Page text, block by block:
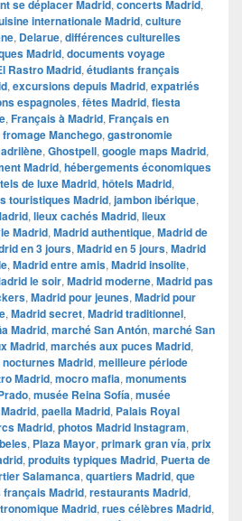
se déplacer Madrid, concerts Madrid,
internationale Madrid, culture
, Delarue, différences culturelles
Madrid, documents voyage
Rastro Madrid, étudiants français
, excursions depuis Madrid, expatriés
espagnoles, fêtes Madrid, fiesta
, Français à Madrid, Français en
fromage Manchego, gastronomie
, Ghostpell, google maps Madrid,
Madrid, hébergements économiques
de luxe Madrid, hôtels Madrid,
touristiques Madrid, jambon ibérique,
, lieux cachés Madrid, lieux
Madrid, Madrid authentique, Madrid de
en 3 jours, Madrid en 5 jours, Madrid
, Madrid entre amis, Madrid insolite,
le soir, Madrid moderne, Madrid pas
, Madrid pour jeunes, Madrid pour
, Madrid secret, Madrid traditionnel,
Madrid, marché San Antón, marché San
Madrid, marchés aux puces Madrid,
Madrid, meilleure période
Madrid, mocro mafia, monuments
, musée Reina Sofía, musée
, paella Madrid, Palais Royal
Madrid, photos Madrid Instagram,
, Plaza Mayor, primark gran vía, prix
, produits typiques Madrid, Puerta de
Salamanca, quartiers Madrid, que
Madrid, restaurants Madrid,
Madrid, rues célèbres Madrid,